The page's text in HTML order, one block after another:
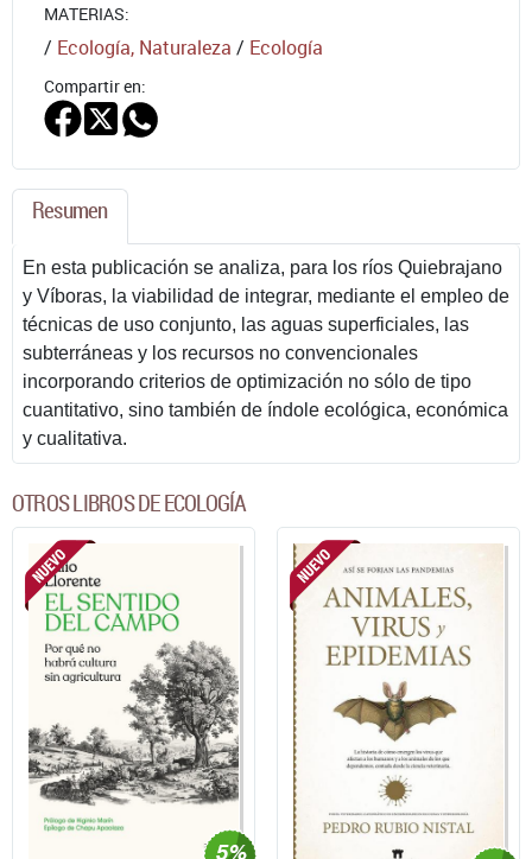
MATERIAS:
/ Ecología, Naturaleza / Ecología
Compartir en:
Resumen
En esta publicación se analiza, para los ríos Quiebrajano
y Víboras, la viabilidad de integrar, mediante el empleo de
técnicas de uso conjunto, las aguas superficiales, las
subterráneas y los recursos no convencionales
incorporando criterios de optimización no sólo de tipo
cuantitativo, sino también de índole ecológica, económica
y cualitativa.
OTROS LIBROS DE ECOLOGÍA